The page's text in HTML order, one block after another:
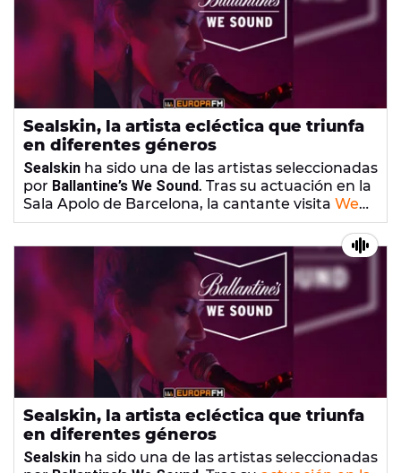
Sealskin, la artista ecléctica que triunfa
en diferentes géneros
Sealskin ha sido una de las artistas seleccionadas
por Ballantine’s We Sound. Tras su actuación en la
Sala Apolo de Barcelona, la cantante visita We
Soundpara hablarnos de sus proyectos
👉 Sealskin: "Lo más bonito es el feedback del
Sealskin, la artista ecléctica que triunfa
en diferentes géneros
Sealskin ha sido una de las artistas seleccionadas